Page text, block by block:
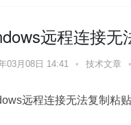
远程连接
03月08日 14:41 • 技术文章 •
远程连接无法复制粘